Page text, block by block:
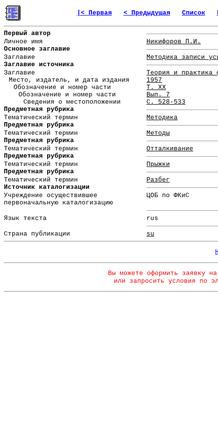
|< Первая < Предыдущая Список
Первый автор
Личное имя
Никифоров П.И.
Основное заглавие
Заглавие
Методика записи
Заглавие источника
Заглавие
Теория и практика
Место, издатель, и дата издания
1957
Обозначение и номер части
Т. XX
Обозначение и номер части
Вып. 7
Сведения о местоположении
С. 528-533
Предметная рубрика
Тематический термин
Методика
Предметная рубрика
Тематический термин
Методы
Предметная рубрика
Тематический термин
Отталкивание
Предметная рубрика
Тематический термин
Прыжки
Предметная рубрика
Тематический термин
Разбег
Источник каталогизации
Учреждение осуществившее
первоначальную каталогизацию
ЦОБ по ФКиС
Язык текста rus
Страна публикации su
Вы можете оформить заявку
или запросить условия по